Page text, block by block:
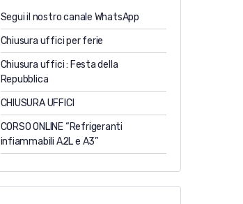
Segui il nostro canale WhatsApp
Chiusura uffici per ferie
Chiusura uffici : Festa della
Repubblica
CHIUSURA UFFICI
CORSO ONLINE “Refrigeranti
infiammabili A2L e A3”